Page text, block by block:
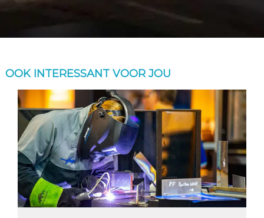
OOK INTERESSANT VOOR JOU